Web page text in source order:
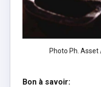
Photo Ph. Asset
Bon à savoir: